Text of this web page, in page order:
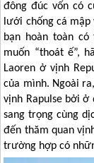
đông đúc vốn có
lưới chống cá mập
bạn hoàn toàn
muốn “thoát ế”,
Laoren ở vịnh
của mình. Ngoài
vịnh Rapulse bởi ở
sang trọng cùng
đến thăm quan
trường hợp có